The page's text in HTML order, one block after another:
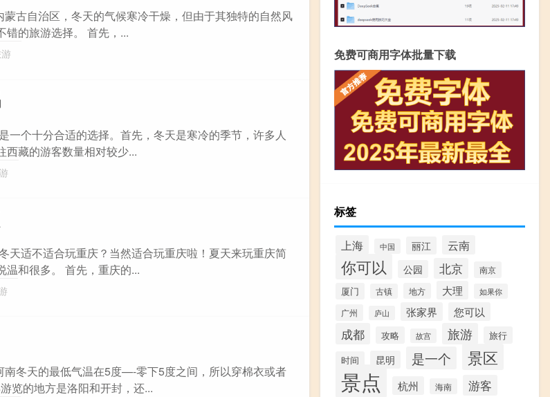
古自治区，冬天的气候寒冷干燥，但由于其独特的自然风
错的旅游选择。 首先，...
一个十分合适的选择。首先，冬天是寒冷的季节，许多人
西藏的游客数量相对较少...
天适不适合玩重庆？当然适合玩重庆啦！夏天来玩重庆简
温和很多。 首先，重庆的...
冬天的最低气温在5度—-零下5度之间，所以穿棉衣或者
览的地方是洛阳和开封，还...
免费可商用字体批量下载
标签
上海 中国 丽江 云南
你可以 公园 北京
南京
厦门
古镇 地方 大理 如果你
广州 庐山 张家界 您可以
成都 攻略 故宫 旅游
旅行
时间
昆明 是一个 景区
景点 杭州 海南 游客